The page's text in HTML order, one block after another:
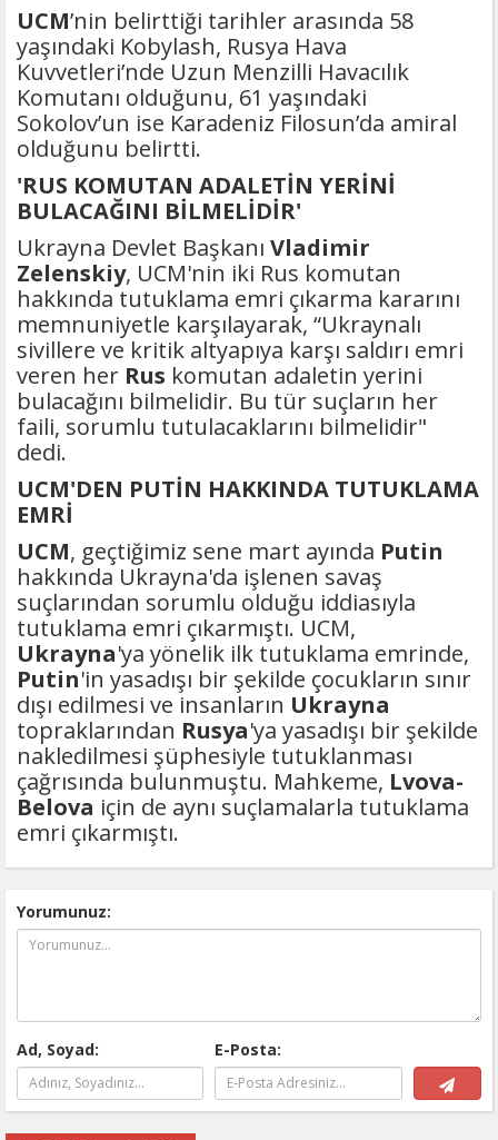
UCM’nin belirttiği tarihler arasında 58
yaşındaki Kobylash, Rusya Hava
Kuvvetleri’nde Uzun Menzilli Havacılık
Komutanı olduğunu, 61 yaşındaki
Sokolov’un ise Karadeniz Filosun’da amiral
olduğunu belirtti.
'RUS KOMUTAN ADALETİN YERİNİ
BULACAĞINI BİLMELİDİR'
Ukrayna Devlet Başkanı Vladimir
Zelenskiy, UCM'nin iki Rus komutan
hakkında tutuklama emri çıkarma kararını
memnuniyetle karşılayarak, “Ukraynalı
sivillere ve kritik altyapıya karşı saldırı emri
veren her Rus komutan adaletin yerini
bulacağını bilmelidir. Bu tür suçların her
faili, sorumlu tutulacaklarını bilmelidir"
dedi.
UCM'DEN PUTİN HAKKINDA TUTUKLAMA
EMRİ
UCM, geçtiğimiz sene mart ayında Putin
hakkında Ukrayna'da işlenen savaş
suçlarından sorumlu olduğu iddiasıyla
tutuklama emri çıkarmıştı. UCM,
Ukrayna'ya yönelik ilk tutuklama emrinde,
Putin'in yasadışı bir şekilde çocukların sınır
dışı edilmesi ve insanların Ukrayna
topraklarından Rusya'ya yasadışı bir şekilde
nakledilmesi şüphesiyle tutuklanması
çağrısında bulunmuştu. Mahkeme, Lvova-
Belova için de aynı suçlamalarla tutuklama
emri çıkarmıştı.
Yorumunuz:
Ad, Soyad: E-Posta: